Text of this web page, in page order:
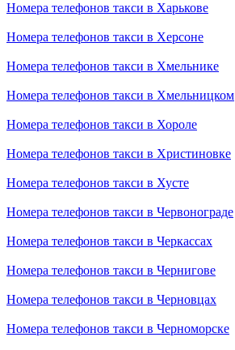
Номера телефонов такси в Харькове
Номера телефонов такси в Херсоне
Номера телефонов такси в Хмельнике
Номера телефонов такси в Хмельницком
Номера телефонов такси в Хороле
Номера телефонов такси в Христиновке
Номера телефонов такси в Хусте
Номера телефонов такси в Червонограде
Номера телефонов такси в Черкассах
Номера телефонов такси в Чернигове
Номера телефонов такси в Черновцах
Номера телефонов такси в Черноморске